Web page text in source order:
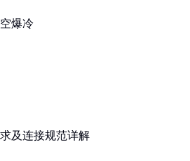
爆冷
及连接规范详解